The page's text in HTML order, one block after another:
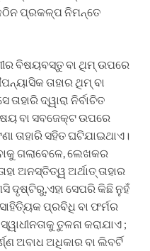
କଠିନ ପ୍ରକଳ୍ପ ନିମନ୍ତେ
ବିଷୟବସ୍ତୁ ବା ଥିମ୍ ଉପରେ
ତାହାର ଥିମ୍ ବା
ଦ୍ୱାରା ନିର୍ବାଚିତ
ବା ସବଜେକ୍ଟ ଉପରେ
ତାହାରି ସହିତ ଘଟିଯାଇଥାଏ।
ଗଲାବେଳେ, ଲେଖକର
ଅନସ୍ତିତ୍ୱ ଅର୍ଥାତ୍ ତାହାର
ଦୃଷ୍ଟିରୁ,ଏହା ସେପରି କିଛି ନୁହଁ
ପ୍ରବିଧି ବା ଫର୍ମର
ତୁଳନା କରାଯାଏ ;
ଅବାଧ ଅଧିକାର ବା ଲିବର୍ଟି